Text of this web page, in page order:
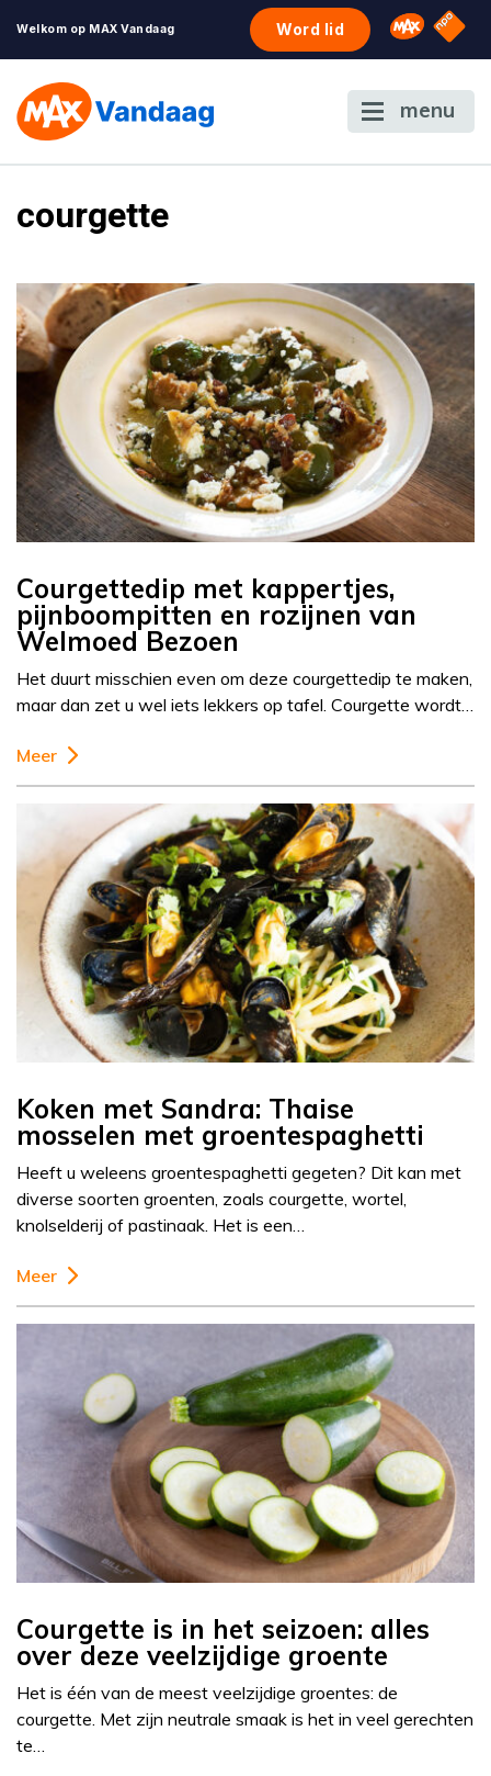
Welkom op MAX Vandaag Word lid Omroep
NPO
menu
courgette
Courgettedip met kappertjes,
pijnboompitten en rozijnen van
Welmoed Bezoen
Het duurt misschien even om deze courgettedip te maken,
maar dan zet u wel iets lekkers op tafel. Courgette wordt…
Meer
Koken met Sandra: Thaise
mosselen met groentespaghetti
Heeft u weleens groentespaghetti gegeten? Dit kan met
diverse soorten groenten, zoals courgette, wortel,
knolselderij of pastinaak. Het is een…
Meer
Courgette is in het seizoen: alles
over deze veelzijdige groente
Het is één van de meest veelzijdige groentes: de
courgette. Met zijn neutrale smaak is het in veel gerechten
te…